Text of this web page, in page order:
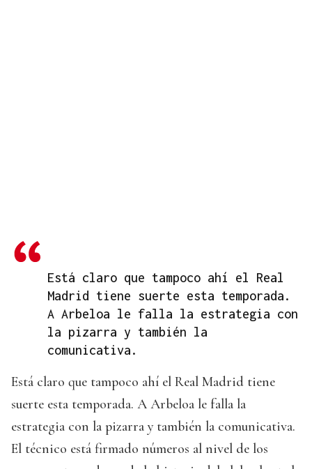
Está claro que tampoco ahí el Real
Madrid tiene suerte esta temporada.
A Arbeloa le falla la estrategia con
la pizarra y también la
comunicativa.
Está claro que tampoco ahí el Real Madrid tiene
suerte esta temporada. A Arbeloa le falla la
estrategia con la pizarra y también la comunicativa.
El técnico está firmado números al nivel de los